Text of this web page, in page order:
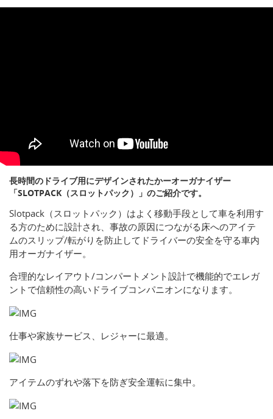
長時間のドライブ用にデザインされたかーオーガナイザー
「SLOTPACK（スロットパック）」のご紹介です。
Slotpack（スロットパック）はよく移動手段として車を利用す
る方のために設計され、事故の原因につながる床へのアイテ
ムのスリップ/転がりを防止してドライバーの安全を守る車内
用オーガナイザー。
合理的なレイアウト/コンパートメント設計で機能的でエレガ
ントで信頼性の高いドライブコンパニオンになります。
仕事や家族サービス、レジャーに最適。
アイテムのずれや落下を防ぎ安全運転に集中。